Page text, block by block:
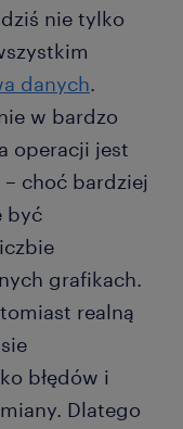
nie tylko
danych.
w bardzo
operacji jest
choć bardziej
być
grafikach.
realną
błędów i
Dlatego